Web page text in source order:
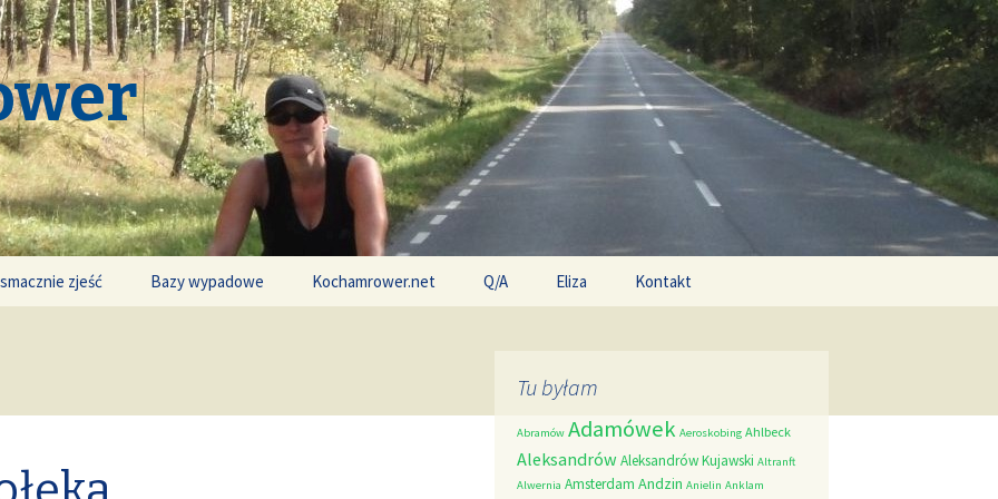
zjeść Bazy wypadowe Kochamrower.net Q/A Eliza Kontakt
Tu byłam
Abramów Adamówek Aeroskobing Ahlbeck
AleksandrówAleksandrów Kujawski Altranft
Alwernia Amsterdam Andzin Anielin Anklam